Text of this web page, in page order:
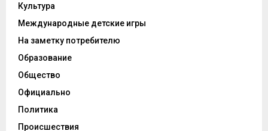
Культура
Международные детские игры
На заметку потребителю
Образование
Общество
Официально
Политика
Происшествия